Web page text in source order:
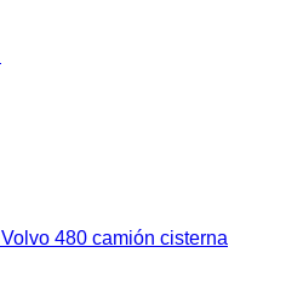
Volvo 480 camión cisterna